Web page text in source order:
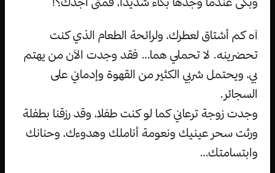
آه كم أشتاق لعطرك، ولرائحة الطعام الذي كنت
تحضرينه. لا تحملي هما… فقد وجدت الآن من يهتم
بي، ويحتمل شربي الكثير من القهوة وإدماني على
السجائر.
وجدت زوجة ترعاني كما لو كنت طفلا، وقد رزقنا بطفلة
ورثت سحر عينيك ونعومة أناملك وهدوءك، وحنانك
وابتسامتك…